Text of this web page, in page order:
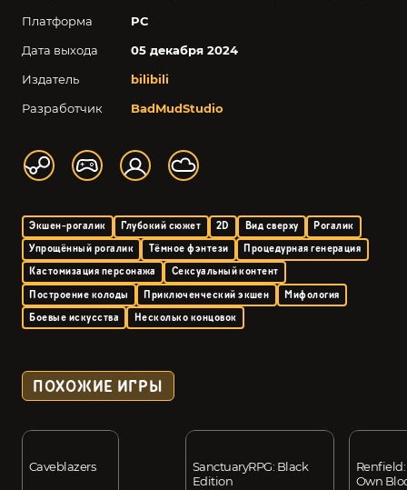
Платформа
PC
Дата выхода
05 декабря 2024
Издатель
bilibili
Разработчик
BadMudStudio
Экшен-рогалик Глубокий сюжет 2D Вид сверху
Рогалик
Упрощённый рогалик
Тёмное фэнтези
Процедурная генерация
Кастомизация персонажа
Сексуальный контент
Построение колоды
Приключенческий экшен
Мифология
Боевые искусства
Несколько концовок
ПОХОЖИЕ ИГРЫ
Caveblazers
SanctuaryRPG: Black
Edition
Own